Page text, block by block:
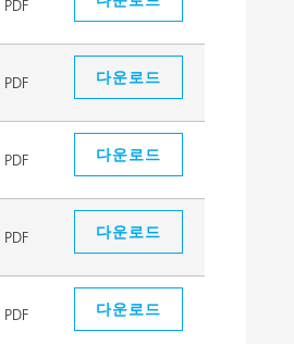
PDF
PDF 다운로드
PDF 다운로드
PDF 다운로드
PDF 다운로드